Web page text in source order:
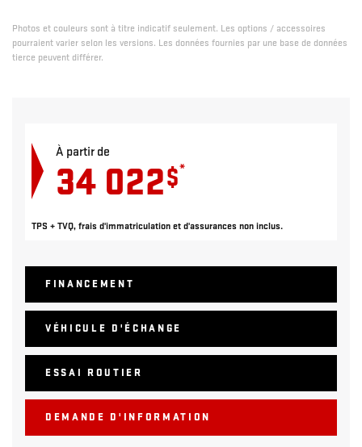
Photos et couleurs sont à titre indicatif seulement. Les options / accessoires
pourraient varier selon les versions. Les données fournies par une base de données
tierce peuvent différer.
À partir de
34 022$*
TPS + TVQ, frais d'immatriculation et d'assurances non inclus.
FINANCEMENT
VÉHICULE D'ÉCHANGE
ESSAI ROUTIER
DEMANDE D'INFORMATION